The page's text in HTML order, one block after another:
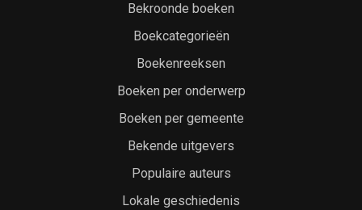
Bekroonde boeken
Boekcategorieën
Boekenreeksen
Boeken per onderwerp
Boeken per gemeente
Bekende uitgevers
Populaire auteurs
Lokale geschiedenis